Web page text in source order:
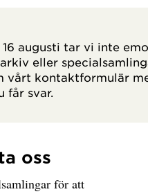
augusti tar vi inte
eller
vårt kontaktformulär
får svar.
oss
för att